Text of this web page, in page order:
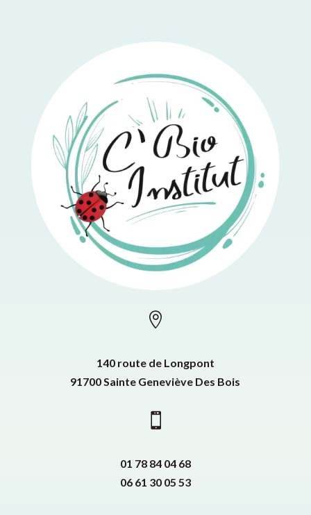

140 route de Longpont
91700 Sainte Geneviève Des Bois

01 78 84 04 68
06 61 30 05 53